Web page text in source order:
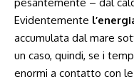
Evidentemente
accumulata dal mare
un caso, quindi, se i
enormi a contatto con